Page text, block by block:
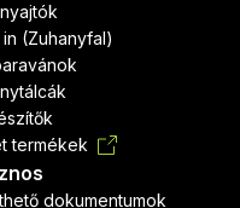
(Zuhanyfal)
termékek
dokumentumok